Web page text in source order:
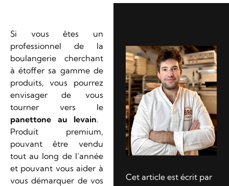
Si vous êtes un
professionnel de la
boulangerie cherchant
à étoffer sa gamme de
produits, vous pourrez
envisager de vous
tourner vers le
panettone au levain.
Produit premium,
pouvant être vendu
tout au long de l’année
et pouvant vous aider à
vous démarquer de vos
Cet article est écrit par